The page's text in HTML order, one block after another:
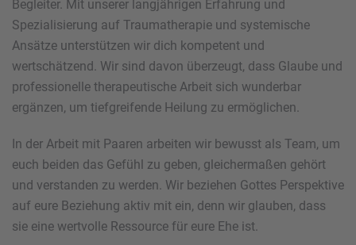
Begleiter. Mit unserer langjährigen Erfahrung und
Spezialisierung auf Traumatherapie und systemische
Ansätze unterstützen wir dich kompetent und
wertschätzend. Wir sind davon überzeugt, dass Glaube und
professionelle therapeutische Arbeit sich wunderbar
ergänzen, um tiefgreifende Heilung zu ermöglichen.
In der Arbeit mit Paaren arbeiten wir bewusst als Team, um
euch beiden das Gefühl zu geben, gleichermaßen gehört
und verstanden zu werden. Wir beziehen Gottes Perspektive
auf eure Beziehung aktiv mit ein, denn wir glauben, dass
sie eine wertvolle Ressource für eure Ehe ist.